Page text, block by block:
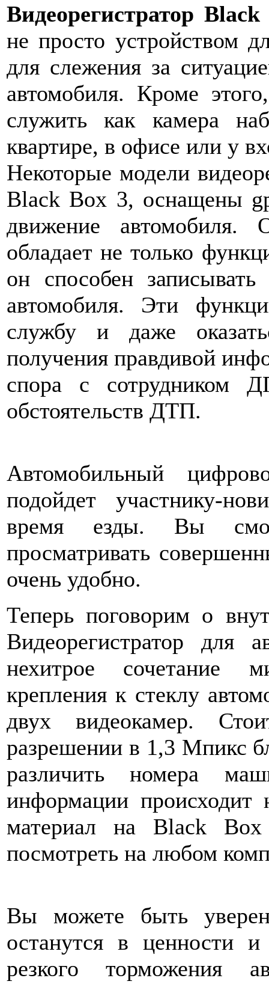
Видеорегистратор Black
не просто устройством
для слежения за
автомобиля. Кроме
служить как камера
квартире, в офисе или у
Некоторые модели
Black Box 3, оснащены
движение автомобиля.
обладает не только
он способен
автомобиля. Эти
службу и даже
получения правдивой
спора с сотрудником
обстоятельств ДТП.
Автомобильный
подойдет участнику-
время езды. Вы
просматривать
очень удобно.
Теперь поговорим о
Видеорегистратор для
нехитрое сочетание
крепления к стеклу
двух видеокамер.
разрешении в 1,3 Мпикс
различить номера
информации происходит
материал на Black
посмотреть на любом
Вы можете быть
останутся в ценности
резкого торможения